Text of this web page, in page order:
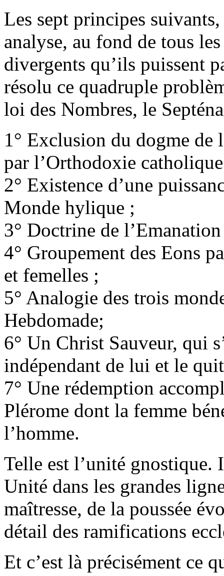
Les sept principes
analyse, au fond de tous
divergents qu’ils puissent
résolu ce quadruple
loi des Nombres, le
1° Exclusion du dogme
par l’Orthodoxie
2° Existence d’une
Monde hylique ;
3° Doctrine de
4° Groupement des Eons
et femelles ;
5° Analogie des trois
Hebdomade;
6° Un Christ Sauveur, qui
indépendant de lui et le
7° Une rédemption
Plérome dont la femme
l’homme.
Telle est l’unité gnostique.
Unité dans les grandes
maîtresse, de la poussée
détail des ramifications
Et c’est là précisément ce